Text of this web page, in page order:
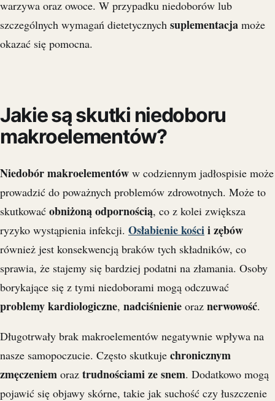
warzywa oraz owoce. W przypadku niedoborów lub
szczególnych wymagań dietetycznych suplementacja może
okazać się pomocna.
Jakie są skutki niedoboru
makroelementów?
Niedobór makroelementów w codziennym jadłospisie może
prowadzić do poważnych problemów zdrowotnych. Może to
skutkować obniżoną odpornością, co z kolei zwiększa
ryzyko wystąpienia infekcji. Osłabienie kościi zębów
również jest konsekwencją braków tych składników, co
sprawia, że stajemy się bardziej podatni na złamania. Osoby
borykające się z tymi niedoborami mogą odczuwać
problemy kardiologiczne, nadciśnienie oraz nerwowość.
Długotrwały brak makroelementów negatywnie wpływa na
nasze samopoczucie. Często skutkuje chronicznym
zmęczeniem oraz trudnościami ze snem. Dodatkowo mogą
pojawić się objawy skórne, takie jak suchość czy łuszczenie